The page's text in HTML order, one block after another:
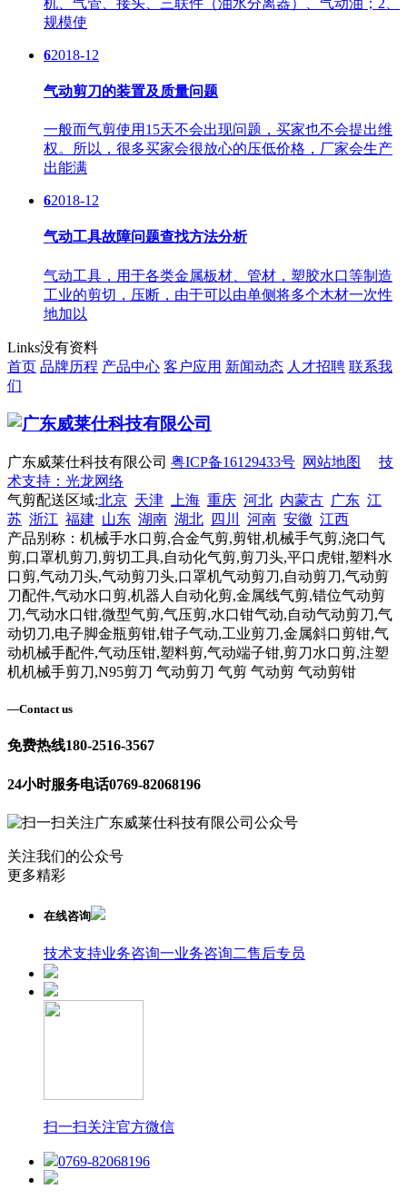
规模使
62018-12
气动剪刀的装置及质量问题
一般而气剪使用15天不会出现问题，买家也不会提出维
权。所以，很多买家会很放心的压低价格，厂家会生产
出能满
62018-12
气动工具故障问题查找方法分析
气动工具，用于各类金属板材、管材，塑胶水口等制造
工业的剪切，压断，由于可以由单侧将多个木材一次性
地加以
Links没有资料
首页 品牌历程 产品中心 客户应用 新闻动态 人才招聘 联系我
们
广东威莱仕科技有限公司 粤ICP备16129433号 网站地图
技
术支持：光龙网络
气剪配送区域:北京 天津 上海 重庆 河北 内蒙古 广东 江
苏 浙江 福建 山东 湖南 湖北 四川 河南 安徽 江西
产品别称：机械手水口剪,合金气剪,剪钳,机械手气剪,浇口气
剪,口罩机剪刀,剪切工具,自动化气剪,剪刀头,平口虎钳,塑料水
口剪,气动刀头,气动剪刀头,口罩机气动剪刀,自动剪刀,气动剪
刀配件,气动水口剪,机器人自动化剪,金属线气剪,错位气动剪
刀,气动水口钳,微型气剪,气压剪,水口钳气动,自动气动剪刀,气
动切刀,电子脚金瓶剪钳,钳子气动,工业剪刀,金属斜口剪钳,气
动机械手配件,气动压钳,塑料剪,气动端子钳,剪刀水口剪,注塑
机机械手剪刀,N95剪刀 气动剪刀 气剪 气动剪 气动剪钳
—Contact us
免费热线180-2516-3567
24小时服务电话0769-82068196
关注我们的公众号
更多精彩
在线咨询
技术支持业务咨询一业务咨询二售后专员
扫一扫关注官方微信
0769-82068196